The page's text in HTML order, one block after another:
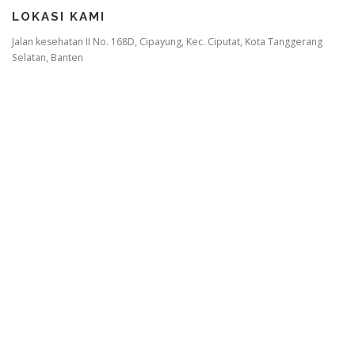
LOKASI KAMI
Jalan kesehatan II No. 168D, Cipayung, Kec. Ciputat, Kota Tanggerang
Selatan, Banten